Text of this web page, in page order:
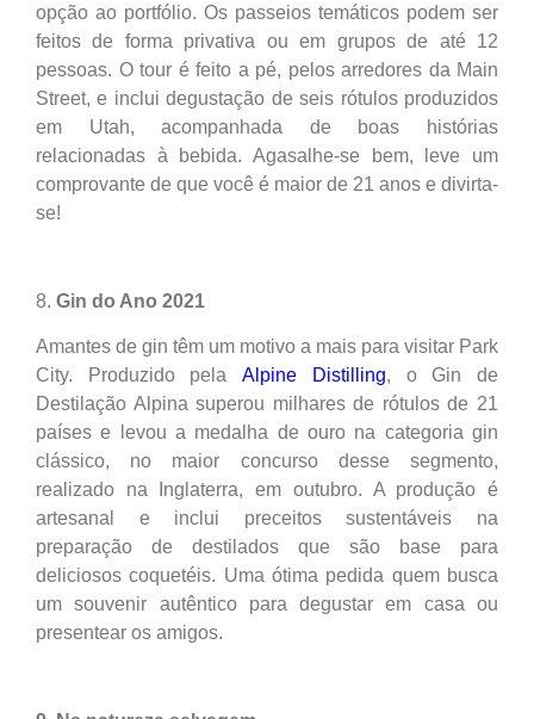
opção ao portfólio. Os passeios temáticos podem ser
feitos de forma privativa ou em grupos de até 12
pessoas. O tour é feito a pé, pelos arredores da Main
Street, e inclui degustação de seis rótulos produzidos
em Utah, acompanhada de boas histórias
relacionadas à bebida. Agasalhe-se bem, leve um
comprovante de que você é maior de 21 anos e divirta-
se!
8. Gin do Ano 2021
Amantes de gin têm um motivo a mais para visitar Park
City. Produzido pelaAlpine Distilling, o Gin de
Destilação Alpina superou milhares de rótulos de 21
países e levou a medalha de ouro na categoria gin
clássico, no maior concurso desse segmento,
realizado na Inglaterra, em outubro. A produção é
artesanal e inclui preceitos sustentáveis na
preparação de destilados que são base para
deliciosos coquetéis. Uma ótima pedida quem busca
um souvenir autêntico para degustar em casa ou
presentear os amigos.